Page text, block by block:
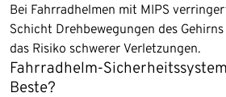
Bei Fahrradhelmen mit MIPS
Schicht Drehbewegungen des
das Risiko schwerer Verletzungen.
Fahrradhelm-
Beste?